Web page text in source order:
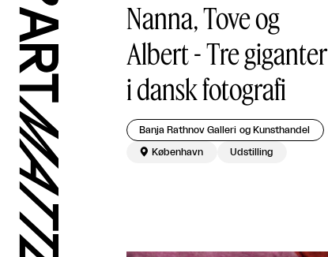
Nanna, Tove og
Albert - Tre giganter
i dansk fotografi
Banja Rathnov Galleri og Kunsthandel
 København Udstilling